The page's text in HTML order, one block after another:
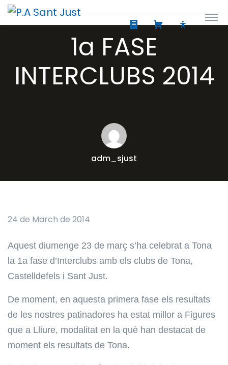
1a FASE
INTERCLUBS 2014
adm_sjust
24 de March de 2014
Aquest diumenge 23 de març s’ha celebrat a Tona
la 1a fase d’Interclubs amb els clubs de Tona,
Castelldefels i Sant Just.
De moment, en aquesta primera fase els resultats
de les nostres patinadores ha estat millor a Figures
que a Lliure, modalitat en la què han destacat de
moment els resultats de Tona.